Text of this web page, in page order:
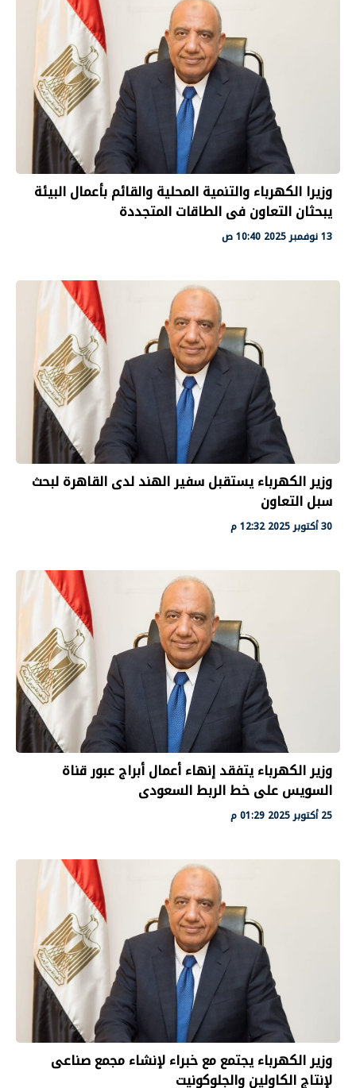
وزيرا الكهرباء والتنمية المحلية والقائم بأعمال البيئة
يبحثان التعاون فى الطاقات المتجددة
13 نوفمبر 2025 10:40 ص
وزير الكهرباء يستقبل سفير الهند لدى القاهرة لبحث
سبل التعاون
30 أكتوبر 2025 12:32 م
وزير الكهرباء يتفقد إنهاء أعمال أبراج عبور قناة
السويس على خط الربط السعودى
25 أكتوبر 2025 01:29 م
وزير الكهرباء يجتمع مع خبراء لإنشاء مجمع صناعى
لإنتاج الكاولين والجلوكونيت